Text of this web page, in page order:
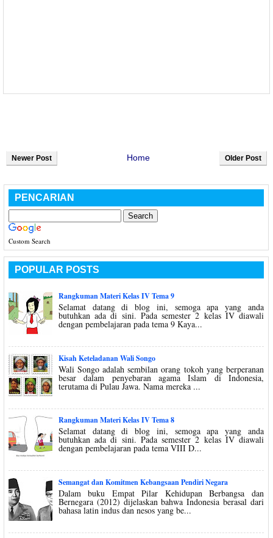
Newer Post Older Post
Home
PENCARIAN
Custom Search
POPULAR POSTS
Rangkuman Materi Kelas IV Tema 9
Selamat datang di blog ini, semoga apa yang anda
butuhkan ada di sini. Pada semester 2 kelas IV diawali
dengan pembelajaran pada tema 9 Kaya...
Kisah Keteladanan Wali Songo
Wali Songo adalah sembilan orang tokoh yang berperanan
besar dalam penyebaran agama Islam di Indonesia,
terutama di Pulau Jawa. Nama mereka ...
Rangkuman Materi Kelas IV Tema 8
Selamat datang di blog ini, semoga apa yang anda
butuhkan ada di sini. Pada semester 2 kelas IV diawali
dengan pembelajaran pada tema VIII D...
Semangat dan Komitmen Kebangsaan Pendiri Negara
Dalam buku Empat Pilar Kehidupan Berbangsa dan
Bernegara (2012) dijelaskan bahwa Indonesia berasal dari
bahasa latin indus dan nesos yang be...